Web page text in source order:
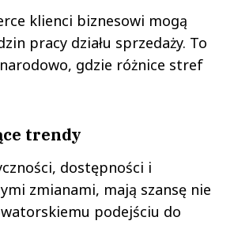
klienci biznesowi mogą
pracy działu sprzedaży. To
gdzie różnice stref
trendy
dostępności i
zmianami, mają szansę nie
podejściu do